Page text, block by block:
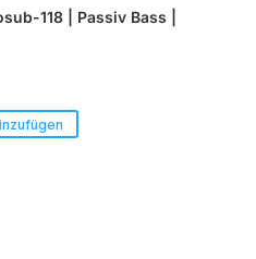
118 | Passiv Bass |